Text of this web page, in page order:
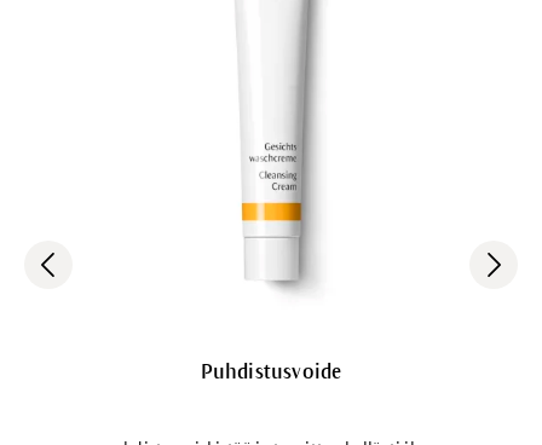
Puhdistusvoide